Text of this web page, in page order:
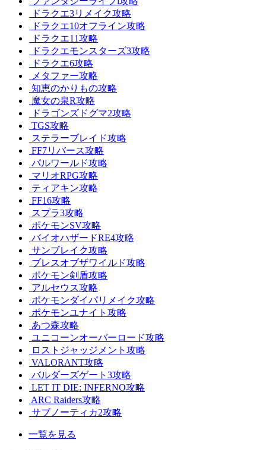
ドラクエ3リメイク攻略
ドラクエ10オフライン攻略
ドラクエ11攻略
ドラクエモンスターズ3攻略
ドラクエ6攻略
メタファー攻略
知恵のかりもの攻略
魔女の泉R攻略
ドラゴンズドグマ2攻略
TGS攻略
ステラーブレイド攻略
FF7リバース攻略
パルワールド攻略
マリオRPG攻略
ティアキン攻略
FF16攻略
スプラ3攻略
ポケモンSV攻略
バイオハザードRE4攻略
サンブレイク攻略
ブレスオブザワイルド攻略
ポケモン剣盾攻略
アルセウス攻略
ポケモンダイパリメイク攻略
ポケモンユナイト攻略
あつ森攻略
ユニコーンオーバーロード攻略
ロストジャッジメント攻略
VALORANT攻略
バルダーズゲート3攻略
LET IT DIE: INFERNO攻略
ARC Raiders攻略
サブノーティカ2攻略
一覧を見る